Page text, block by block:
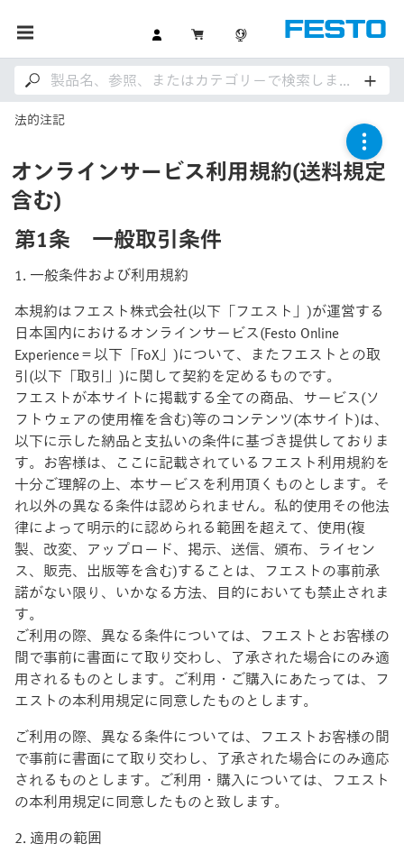
法的注記
オンラインサービス利用規約(送料規定
含む)
第1条 一般取引条件
1. 一般条件および利用規約
本規約はフエスト株式会社(以下「フエスト」)が運営する
日本国内におけるオンラインサービス(Festo Online
Experience＝以下「FoX」)について、またフエストとの取
引(以下「取引」)に関して契約を定めるものです。
フエストが本サイトに掲載する全ての商品、サービス(ソ
フトウェアの使用権を含む)等のコンテンツ(本サイト)は、
以下に示した納品と支払いの条件に基づき提供しておりま
す。お客様は、ここに記載されているフエスト利用規約を
十分ご理解の上、本サービスを利用頂くものとします。そ
れ以外の異なる条件は認められません。私的使用その他法
律によって明示的に認められる範囲を超えて、使用(複
製、改変、アップロード、掲示、送信、頒布、ライセン
ス、販売、出版等を含む)することは、フエストの事前承
諾がない限り、いかなる方法、目的においても禁止されま
す。
ご利用の際、異なる条件については、フエストとお客様の
間で事前に書面にて取り交わし、了承された場合にのみ適
用されるものとします。ご利用・ご購入にあたっては、フ
エストの本利用規定に同意したものとします。
ご利用の際、異なる条件については、フエストお客様の間
で事前に書面にて取り交わし、了承された場合にのみ適応
されるものとします。ご利用・購入については、フエスト
の本利用規定に同意したものと致します。
2. 適用の範囲